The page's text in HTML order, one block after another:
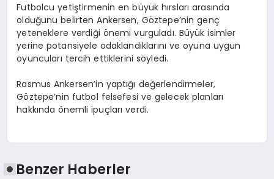
Futbolcu yetiştirmenin en büyük hırsları arasında
olduğunu belirten Ankersen, Göztepe’nin genç
yeteneklere verdiği önemi vurguladı. Büyük isimler
yerine potansiyele odaklandıklarını ve oyuna uygun
oyuncuları tercih ettiklerini söyledi.
Rasmus Ankersen’in yaptığı değerlendirmeler,
Göztepe’nin futbol felsefesi ve gelecek planları
hakkında önemli ipuçları verdi.
Benzer Haberler